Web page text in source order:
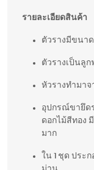
รายละเอียดสินค้า
ตัวรางมีขนา
ตัวรางเป็นลู
หัวรางทำมาจ
อุปกรณ์ขายึด
ดอกไม้สีทอง
มาก
ใน 1 ชุด ประ